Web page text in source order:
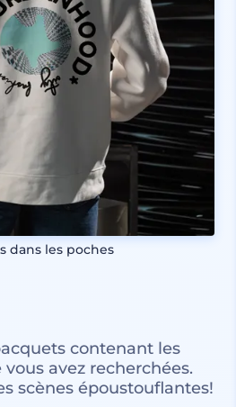
dans les poches
contenant les
avez recherchées.
scènes époustouflantes!